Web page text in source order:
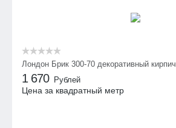
Лондон Брик 300-70 декоративный кирпич
1 670 Рублей
Цена за квадратный метр